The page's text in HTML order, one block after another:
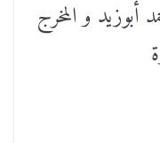
أبوزيد و المخرج